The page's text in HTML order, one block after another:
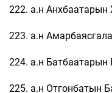
222. а.н
223. а.н
224. а.н Батбаатарын
225. а.н Отгонбатын